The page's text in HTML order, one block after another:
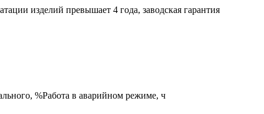
изделий превышает 4 года, заводская гарантия
%Работа в аварийном режиме, ч